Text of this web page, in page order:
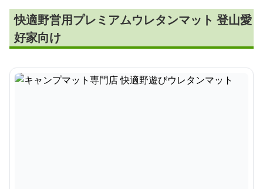
快適野営用プレミアムウレタンマット 登山愛
好家向け